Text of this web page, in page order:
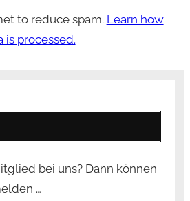
to reduce spam. Learn how
is processed.
bei uns? Dann können
…